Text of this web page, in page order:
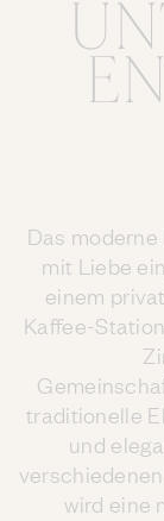
Das
mit Liebe
einem
Kaffee-
traditionelle
und
wird eine